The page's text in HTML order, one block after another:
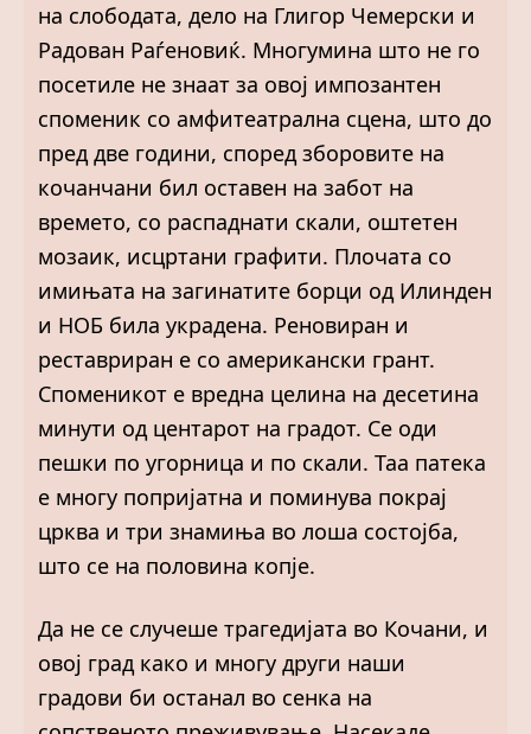
на слободата, дело на Глигор Чемерски и
Радован Раѓеновиќ. Многумина што не го
посетиле не знаат за овој импозантен
споменик со амфитеатрална сцена, што до
пред две години, според зборовите на
кочанчани бил оставен на забот на
времето, со распаднати скали, оштетен
мозаик, исцртани графити. Плочата со
имињата на загинатите борци од Илинден
и НОБ била украдена. Реновиран и
реставриран е со американски грант.
Споменикот е вредна целина на десетина
минути од центарот на градот. Се оди
пешки по угорница и по скали. Таа патека
е многу попријатна и поминува покрај
црква и три знамиња во лоша состојба,
што се на половина копје.
Да не се случеше трагедијата во Кочани, и
овој град како и многу други наши
градови би останал во сенка на